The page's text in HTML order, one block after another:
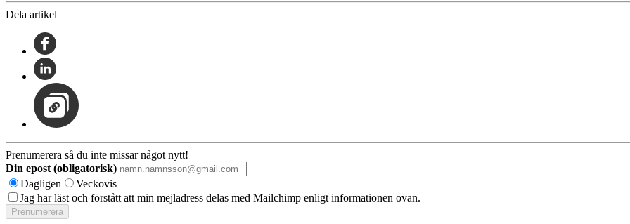
Dela artikel
Prenumerera så du inte missar något nytt!
Din epost (obligatorisk)
Dagligen
Veckovis
Jag har läst och förstått att min mejladress delas med Mailchimp enligt informationen ovan.